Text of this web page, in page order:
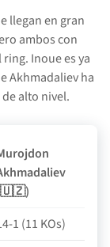
llegan en gran
ambos con
Inoue es ya
Akhmadaliev ha
alto nivel.
1 (11 KOs)